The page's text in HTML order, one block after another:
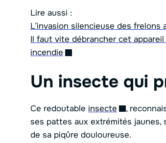
Lire aussi :
L’invasion silencieuse des
Il faut vite débrancher cet
incendie
Un insecte qui
Ce redoutable insecte
,
ses pattes aux extrémités jaunes,
de sa piqûre douloureuse.